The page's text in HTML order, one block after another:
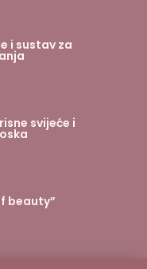
i sustav za
svijeće i
beauty”